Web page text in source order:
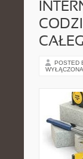
POSTED
WYŁĄCZONA